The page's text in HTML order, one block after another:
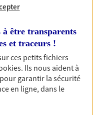
Passer les
résultats
Carte
à être transparents
et traceurs !
ces petits fichiers
. Ils nous aident à
garantir la sécurité
en ligne, dans le